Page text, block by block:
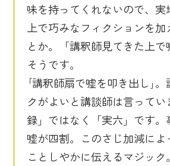
味を持ってくれないので、実
上で巧みなフィクションを加
とか。「講釈師見てきた上
そうです。
｢講釈師扇で嘘を叩き出し｣。
クがよいと講談師は言ってい
録」ではなく「実六」です。
嘘が四割。このさじ加減によ
ことしやかに伝えるマジッ